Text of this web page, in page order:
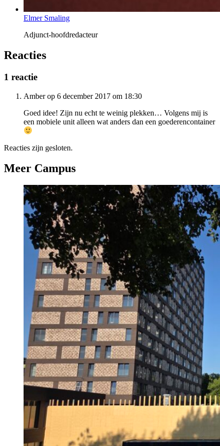
Elmer Smaling
Adjunct-hoofdredacteur
Reacties
1 reactie
Amber op 6 december 2017 om 18:30
Goed idee! Zijn nu echt te weinig plekken… Volgens mij is
een mobiele unit alleen wat anders dan een goederencontainer
Reacties zijn gesloten.
Meer Campus